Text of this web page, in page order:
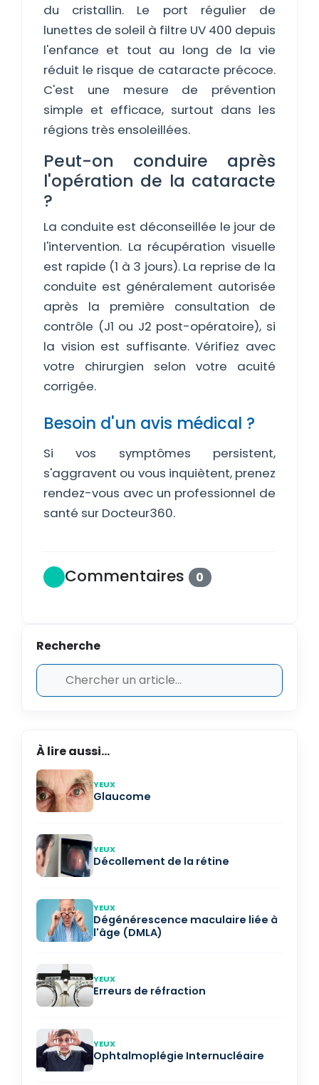
du cristallin. Le port régulier de
lunettes de soleil à filtre UV 400 depuis
l'enfance et tout au long de la vie
réduit le risque de cataracte précoce.
C'est une mesure de prévention
simple et efficace, surtout dans les
régions très ensoleillées.
Peut-on conduire après
l'opération de la cataracte
?
La conduite est déconseillée le jour de
l'intervention. La récupération visuelle
est rapide (1 à 3 jours). La reprise de la
conduite est généralement autorisée
après la première consultation de
contrôle (J1 ou J2 post-opératoire), si
la vision est suffisante. Vérifiez avec
votre chirurgien selon votre acuité
corrigée.
Besoin d'un avis médical ?
Si vos symptômes persistent,
s'aggravent ou vous inquiètent, prenez
rendez-vous avec un professionnel de
santé sur Docteur360.
Commentaires 0
Recherche
À lire aussi...
YEUX
Glaucome
YEUX
Décollement de la rétine
YEUX
Dégénérescence maculaire liée à
l'âge (DMLA)
YEUX
Erreurs de réfraction
YEUX
Ophtalmoplégie Internucléaire